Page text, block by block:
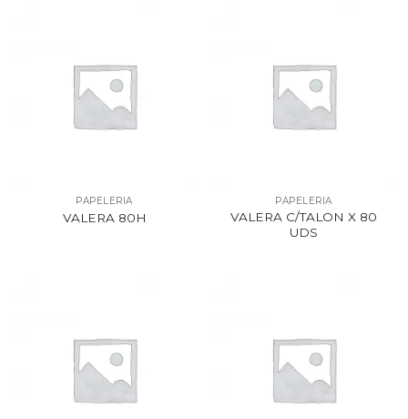
PAPELERIA
VALERA 80H
PAPELERIA
VALERA C/TALON X 80
UDS